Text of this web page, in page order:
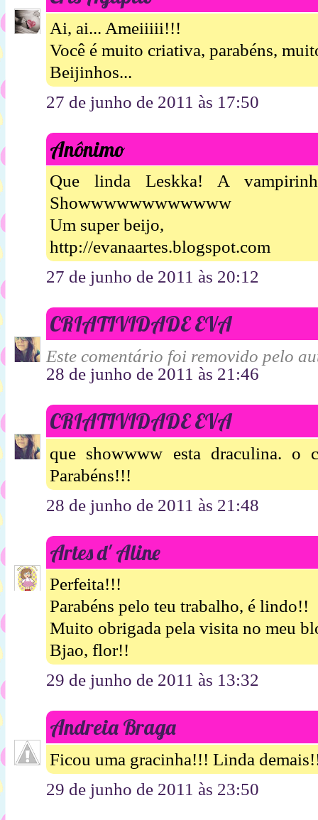
Ai, ai... Ameiiiii!!!
Você é muito criativa, parabéns,
Beijinhos...
27 de junho de 2011 às 17:50
Anônimo
Que linda Leskka! A
Showwwwwwwwwwww
Um super beijo,
http://evanaartes.blogspot.com
27 de junho de 2011 às 20:12
CRIATIVIDADE EVA
Este comentário foi removido pelo
28 de junho de 2011 às 21:46
CRIATIVIDADE EVA
que showwww esta draculina. o
Parabéns!!!
28 de junho de 2011 às 21:48
Artes d' Aline
Perfeita!!!
Parabéns pelo teu trabalho, é lindo!!
Muito obrigada pela visita no meu
Bjao, flor!!
29 de junho de 2011 às 13:32
Andreia Braga
Ficou uma gracinha!!! Linda
29 de junho de 2011 às 23:50